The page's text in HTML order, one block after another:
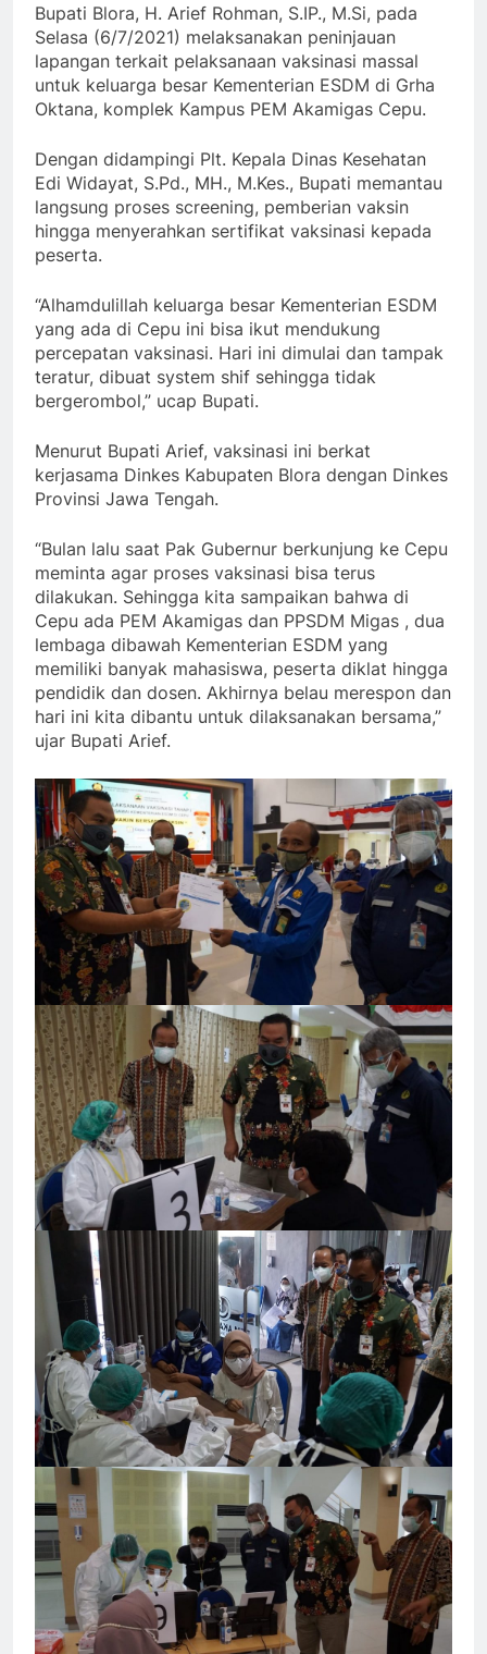
Bupati Blora, H. Arief Rohman, S.IP., M.Si, pada
Selasa (6/7/2021) melaksanakan peninjauan
lapangan terkait pelaksanaan vaksinasi massal
untuk keluarga besar Kementerian ESDM di Grha
Oktana, komplek Kampus PEM Akamigas Cepu.
Dengan didampingi Plt. Kepala Dinas Kesehatan
Edi Widayat, S.Pd., MH., M.Kes., Bupati memantau
langsung proses screening, pemberian vaksin
hingga menyerahkan sertifikat vaksinasi kepada
peserta.
“Alhamdulillah keluarga besar Kementerian ESDM
yang ada di Cepu ini bisa ikut mendukung
percepatan vaksinasi. Hari ini dimulai dan tampak
teratur, dibuat system shif sehingga tidak
bergerombol,” ucap Bupati.
Menurut Bupati Arief, vaksinasi ini berkat
kerjasama Dinkes Kabupaten Blora dengan Dinkes
Provinsi Jawa Tengah.
“Bulan lalu saat Pak Gubernur berkunjung ke Cepu
meminta agar proses vaksinasi bisa terus
dilakukan. Sehingga kita sampaikan bahwa di
Cepu ada PEM Akamigas dan PPSDM Migas , dua
lembaga dibawah Kementerian ESDM yang
memiliki banyak mahasiswa, peserta diklat hingga
pendidik dan dosen. Akhirnya belau merespon dan
hari ini kita dibantu untuk dilaksanakan bersama,”
ujar Bupati Arief.